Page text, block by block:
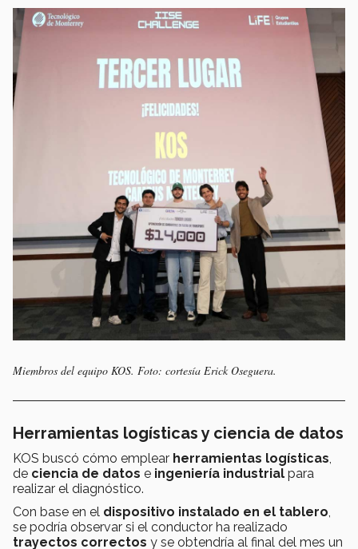
Miembros del equipo KOS. Foto: cortesía Erick Oseguera.
Herramientas logísticas y ciencia de datos
KOS buscó cómo emplear herramientas logísticas
de ciencia de datos e ingeniería industrial para
realizar el diagnóstico.
Con base en el dispositivo instalado en el tablero
se podría observar si el conductor ha realizado
trayectos correctos y se obtendría al final del mes un